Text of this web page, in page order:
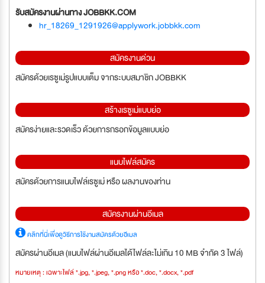
รับสมัครงานผ่านทาง JOBBKK.COM
hr_18269_1291926@applywork.jobbkk.com
สมัครงานด่วน
สมัครด้วยเรซูเม่รูปแบบเต็ม จากระบบสมาชิก JOBBKK
สร้างเรซูเม่แบบย่อ
สมัครง่ายและรวดเร็ว ด้วยการกรอกข้อมูลแบบย่อ
แนบไฟล์สมัคร
สมัครด้วยการแนบไฟล์เรซูเม่ หรือ ผลงานของท่าน
สมัครงานผ่านอีเมล
คลิกที่นี่เพื่อดูวิธีการใช้งานสมัครด้วยอีเมล
สมัครผ่านอีเมล (แนบไฟล์ผ่านอีเมลได้ไฟล์ละไม่เกิน 10 MB จำกัด 3 ไฟล์)
หมายเหตุ : เฉพาะไฟล์ *.jpg, *.jpeg, *.png หรือ *.doc, *.docx, *.pdf